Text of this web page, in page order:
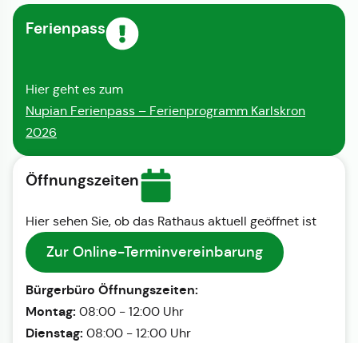
Ferienpass
Hier geht es zum
Nupian Ferienpass – Ferienprogramm Karlskron
2026
Öffnungszeiten
Hier sehen Sie, ob das Rathaus aktuell geöffnet ist
Zur Online-Terminvereinbarung
Bürgerbüro Öffnungszeiten:
Montag: 08:00 - 12:00 Uhr
Dienstag: 08:00 - 12:00 Uhr